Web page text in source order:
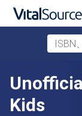
メインコンテ
ISBN
Kids